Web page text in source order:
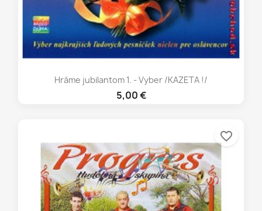
Hráme jubilantom 1. - Vyber /KAZETA !/
5,00 €
favorite_border